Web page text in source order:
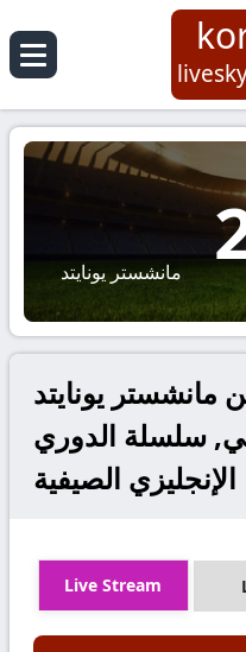
مانشستر يونايتد
مانشستر يونايتد
سلسلة الدوري
الإنجليزي الصيفية
Live Stream